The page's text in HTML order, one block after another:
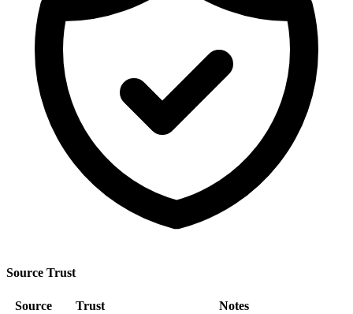
Source Trust
Source Trust
Notes